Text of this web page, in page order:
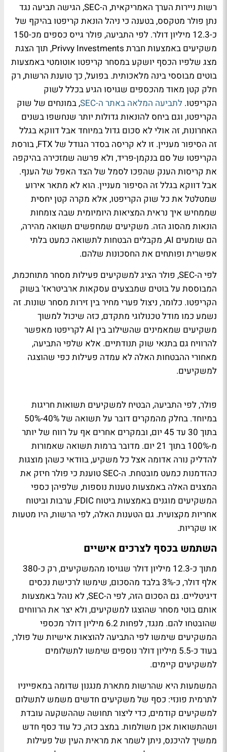
רשות ניירות הערך האמריקאית, ה-SEC, הגישה תביעה נגד
נתן פולר מטקסס, בטענה כי ניהל הונאת קריפטו בהיקף של
כ-12.3 מיליון דולר. לפי התביעה, פולר גייס כספים מכ-150
משקיעים באמצעות חברת Privvy Investments, תוך הצגת
מצג שלפיו הכסף יושקע במסחר קריפטו אוטומטי באמצעות
בוטים מבוססי בינה מלאכותית. בפועל, כך טוענת הרשות, רק
חלק קטן מאוד מהכספים שגויסו הגיע בכלל לשוק
הקריפטו. לתביעה המלאה באתר ה-SEC
, במונחים של שוק
הקריפטו, וגם ביחס להונאות גדולות יותר שנחשפו בשנים
האחרונות, זה אולי לא סכום גדול במיוחד אבל דווקא בגלל
זה הסיפור מעניין. זו לא קריסה בסדר הגודל של FTX, בורסת
הקריפטו של סם בנקמן-פריד, ולא פרשה שמזכירה בהיקפה
את קריסות הענק שהפכו לסמל של הצד האפל של הענף.
אבל דווקא בגלל זה הסיפור מעניין. הוא לא מתאר אירוע
שמטלטל את כל שוק הקריפטו, אלא מקרה קטן יחסית
שממחיש איך נראית המציאות היומיומית שבה צומחות
הונאות מהסוג הזה. משקיעים שמחפשים תשואה מהירה,
הם שומעים AI, מקבלים הבטחות לתשואה כמעט בלתי
אפשרית ופותחים את החסכונות שלהם.
לפי ה-SEC, פולר הציג למשקיעים פעילות מסחר מתוחכמת,
המבוססת על בוטים שמבצעים עסקאות ארביטראז' בשוק
הקריפטו. כלומר, ניצול פערי מחיר בין זירות מסחר שונות. זה
נשמע כמו מודל טכנולוגי מתקדם, כזה שיכול למשוך
משקיעים שמאמינים שהשילוב בין AI לקריפטו מאפשר
להרוויח גם בתנאי שוק תנודתיים. אלא שלפי התביעה,
מאחורי ההבטחות האלה לא עמדה פעילות כפי שהוצגה
למשקיעים.
פולר, לפי התביעה, הבטיח למשקיעים תשואות חריגות
במיוחד. בחלק מהמקרים דובר על תשואה של 40%-50%
בתוך 30 עד 45 יום, ובמקרים אחרים אף על רווח של יותר
מ-100% בתוך 21 יום. מדובר ברמות תשואה שאמורות
להדליק נורה אדומה אצל כל משקיע, בוודאי כשהן מוצגות
כהזדמנות כמעט מובטחת. ה-SEC טוענת כי פולר חיזק את
המצגים האלה באמצעות טענות נוספות, שלפיהן כספי
המשקיעים מוגנים באמצעות ביטוח FDIC, ערבות וביטוח
אחריות מקצועית. גם הטענות האלה, לפי הרשות, היו מטעות
או שקריות.
השתמש בכסף לצרכים אישיים
מתוך כ-12.3 מיליון דולר שגויסו מהמשקיעים, רק כ-380
אלף דולר, כ-3% בלבד מהסכום, שימשו לרכישת נכסים
דיגיטליים. גם הסכום הזה, לפי ה-SEC, לא נוהל באמצעות
אותם בוטי מסחר שהוצגו למשקיעים, ולא יצר את הרווחים
שהובטחו להם. מנגד, לפחות 6.2 מיליון דולר מכספי
המשקיעים שימשו לפי התביעה להוצאות אישיות של פולר,
בעוד כ-5.5 מיליון דולר נוספים שימשו לתשלומים
למשקיעים קיימים.
המשמעות היא שהרשות מתארת מנגנון שדומה במאפייניו
לתרמית פונזי: כסף של משקיעים חדשים משמש לתשלום
למשקיעים קודמים, כדי ליצור תחושה שההשקעה עובדת
ושהתשואות אכן משולמות. במצב כזה, כל עוד כסף חדש
ממשיך להיכנס, ניתן לשמר את מראית העין של פעילות